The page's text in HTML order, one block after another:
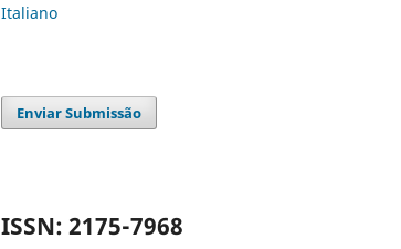
Italiano
Enviar Submissão
ISSN: 2175-7968